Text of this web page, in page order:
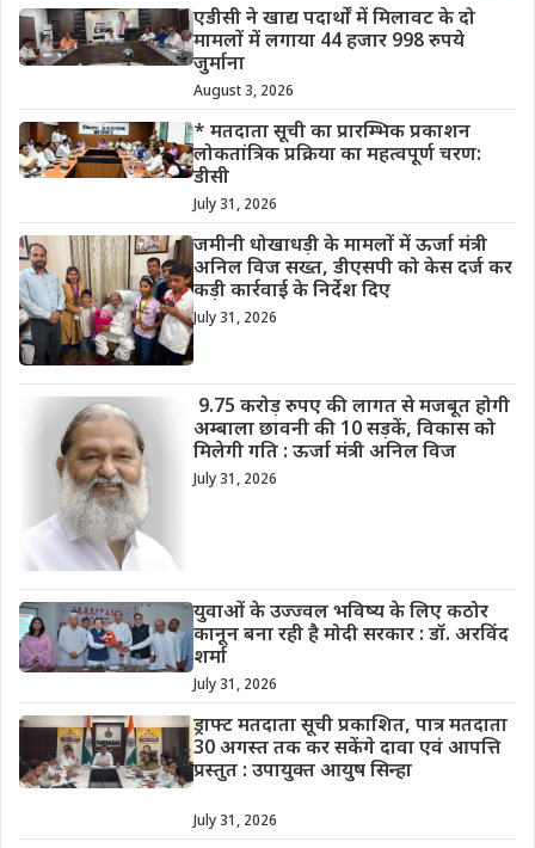
एडीसी ने खाद्य पदार्थों में मिलावट के दो
मामलों में लगाया 44 हजार 998 रुपये
जुर्माना
August 3, 2026
* मतदाता सूची का प्रारम्भिक प्रकाशन
लोकतांत्रिक प्रक्रिया का महत्वपूर्ण चरण:
डीसी
July 31, 2026
जमीनी धोखाधड़ी के मामलों में ऊर्जा मंत्री
अनिल विज सख्त, डीएसपी को केस दर्ज कर
कड़ी कार्रवाई के निर्देश दिए
July 31, 2026
9.75 करोड़ रुपए की लागत से मजबूत होगी
अम्बाला छावनी की 10 सड़कें, विकास को
मिलेगी गति : ऊर्जा मंत्री अनिल विज
July 31, 2026
युवाओं के उज्ज्वल भविष्य के लिए कठोर
कानून बना रही है मोदी सरकार : डॉ. अरविंद
शर्मा
July 31, 2026
ड्राफ्ट मतदाता सूची प्रकाशित, पात्र मतदाता
30 अगस्त तक कर सकेंगे दावा एवं आपत्ति
प्रस्तुत : उपायुक्त आयुष सिन्हा
July 31, 2026